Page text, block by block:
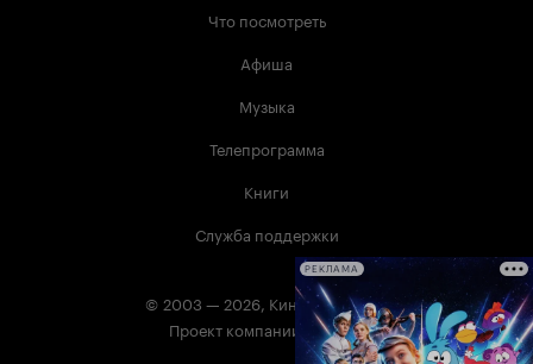
Что посмотреть
Афиша
Музыка
Телепрограмма
Книги
Служба поддержки
© 2003 — 2026, Кинопоиск 18+
Проект компании
РЕКЛАМА